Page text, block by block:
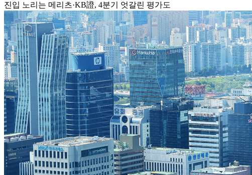
진입 노리는 메리츠·KB證, 4분기 엇갈린 평가도